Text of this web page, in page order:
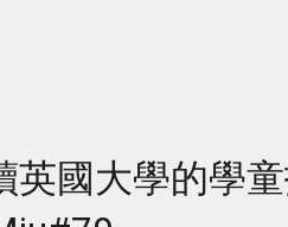
英國大學的學